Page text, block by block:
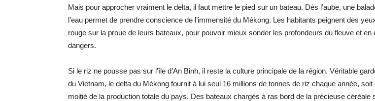
Mais pour approcher vraiment le delta, il faut mettre le pied sur un bateau. Dès l’aube, une
l’eau permet de prendre conscience de l’immensité du Mékong. Les habitants peignent des
rouge sur la proue de leurs bateaux, pour pouvoir mieux sonder les profondeurs du fleuve et en
dangers.
Si le riz ne pousse pas sur l’île d’An Binh, il reste la culture principale de la région. Véritable
du Vietnam, le delta du Mékong fournit à lui seul 16 millions de tonnes de riz chaque année, soit
moitié de la production totale du pays. Des bateaux chargés à ras bord de la précieuse céréale